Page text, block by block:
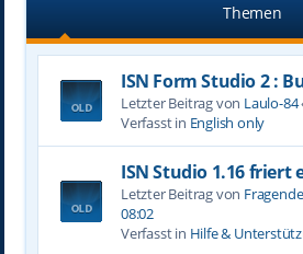
Themen
ISN Form Studio 2 :
Letzter Beitrag von Laulo-84
Verfasst in English only
ISN Studio 1.16 friert
Letzter Beitrag von
08:02
Verfasst in Hilfe &